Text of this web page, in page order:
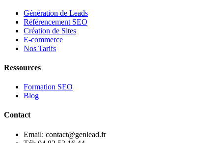
Génération de Leads
Référencement SEO
Création de Sites
E-commerce
Nos Tarifs
Ressources
Formation SEO
Blog
Contact
Email: contact@genlead.fr